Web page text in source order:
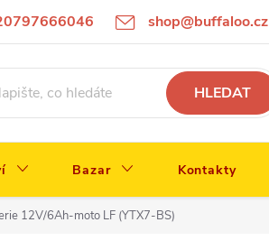
shop@buffaloo.cz
HLEDAT
Bazar Kontakty
12V/6Ah-moto LF (YTX7-BS)